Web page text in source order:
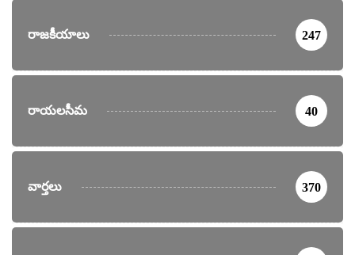
రాజకీయాలు 247
రాయలసీమ 40
వార్తలు 370